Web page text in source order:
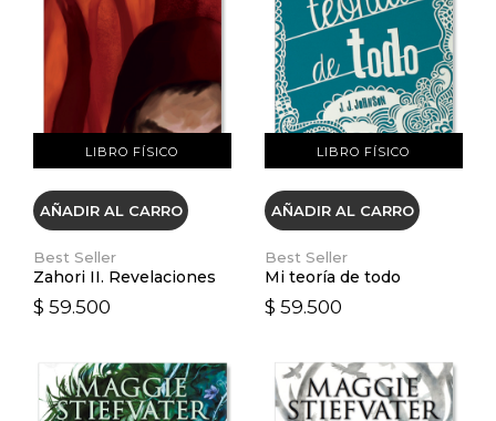
LIBRO FÍSICO
VER DETALLES
AÑADIR AL CARRO
Best Seller
Zahori II. Revelaciones
$ 59.500
LIBRO FÍSICO
VER DETALLES
AÑADIR AL CARRO
Best Seller
Mi teoría de todo
$ 59.500